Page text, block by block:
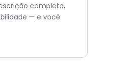
completa,
— e você